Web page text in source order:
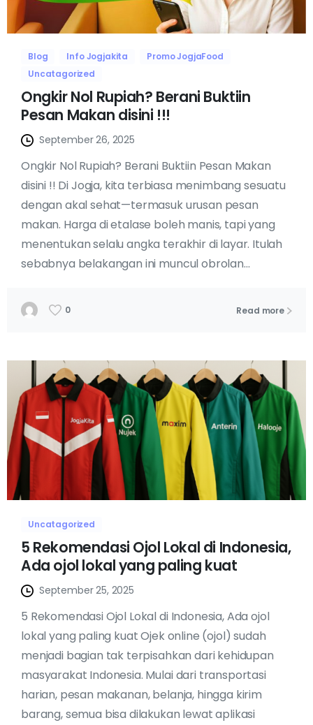
Blog Info Jogjakita
Promo JogjaFood
Uncatagorized
Ongkir Nol Rupiah? Berani Buktiin
Pesan Makan disini !!!
September 26, 2025
Ongkir Nol Rupiah? Berani Buktiin Pesan Makan
disini !! Di Jogja, kita terbiasa menimbang sesuatu
dengan akal sehat—termasuk urusan pesan
makan. Harga di etalase boleh manis, tapi yang
menentukan selalu angka terakhir di layar. Itulah
sebabnya belakangan ini muncul obrolan...
0 Read more
Uncatagorized
5 Rekomendasi Ojol Lokal di Indonesia,
Ada ojol lokal yang paling kuat
September 25, 2025
5 Rekomendasi Ojol Lokal di Indonesia, Ada ojol
lokal yang paling kuat Ojek online (ojol) sudah
menjadi bagian tak terpisahkan dari kehidupan
masyarakat Indonesia. Mulai dari transportasi
harian, pesan makanan, belanja, hingga kirim
barang, semua bisa dilakukan lewat aplikasi